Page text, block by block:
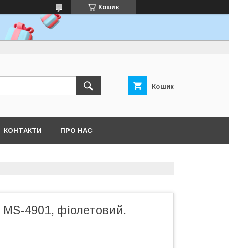
Кошик
Кошик
КОНТАКТИ ПРО НАС
4901, фіолетовий.